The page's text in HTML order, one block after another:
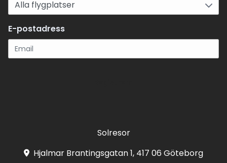
E-postadress
Solresor
Hjalmar Brantingsgatan 1, 417 06 Göteborg